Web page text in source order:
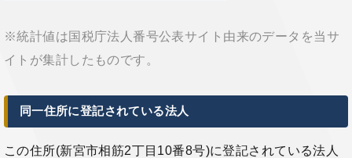
※統計値は国税庁法人番号公表サイト由来のデータを当サ
イトが集計したものです。
同一住所に登記されている法人
この住所(新宮市相筋2丁目10番8号)に登記されている法人